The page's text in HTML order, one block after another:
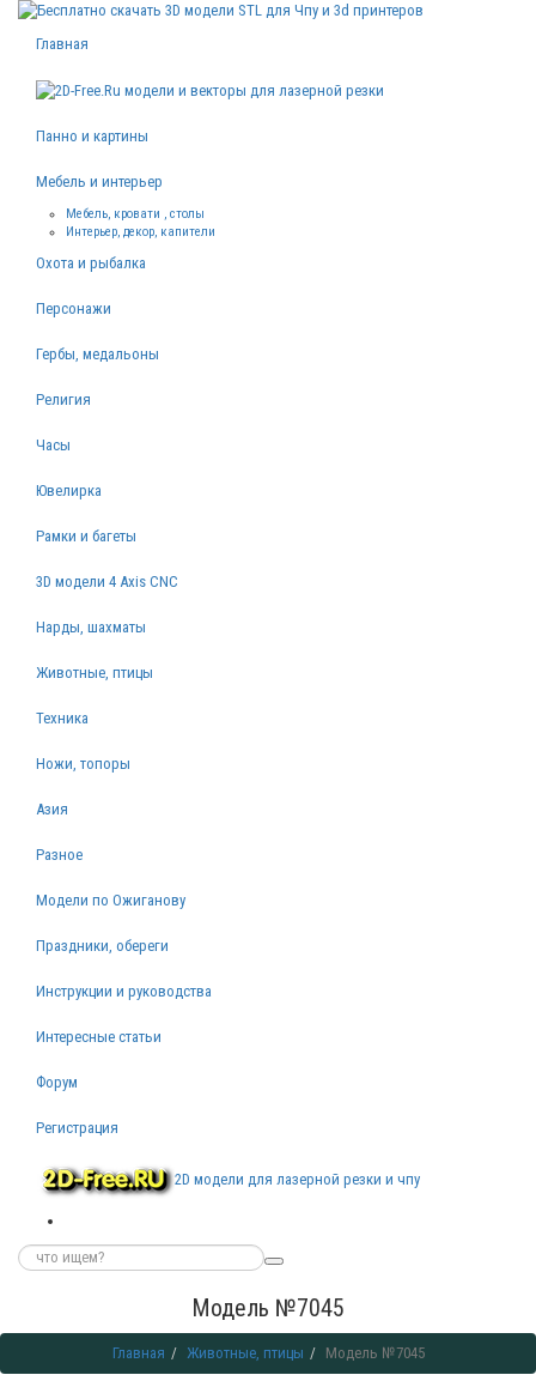
Главная
Панно и картины
Мебель и интерьер
Мебель, кровати , столы
Интерьер, декор, капители
Охота и рыбалка
Персонажи
Гербы, медальоны
Религия
Часы
Ювелирка
Рамки и багеты
3D модели 4 Axis CNC
Нарды, шахматы
Животные, птицы
Техника
Ножи, топоры
Азия
Разное
Модели по Ожиганову
Праздники, обереги
Инструкции и руководства
Интересные статьи
Форум
Регистрация
2D модели для лазерной резки и чпу
Модель №7045
Главная Животные, птицы Модель №7045